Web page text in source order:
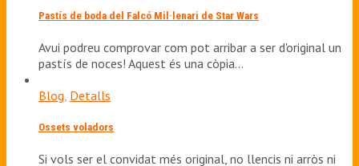
Pastís de boda del Falcó Mil·lenari de Star Wars
Avui podreu comprovar com pot arribar a ser d'original un
pastís de noces! Aquest és una còpia…
Blog Detalls
Ossets voladors
Si vols ser el convidat més original, no llencis ni arròs ni